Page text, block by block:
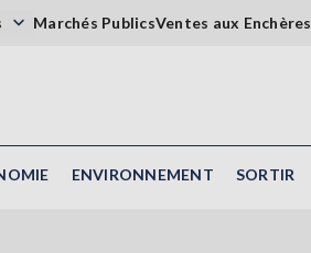
Marchés PublicsVentes aux Enchères
ENVIRONNEMENT SORTIR